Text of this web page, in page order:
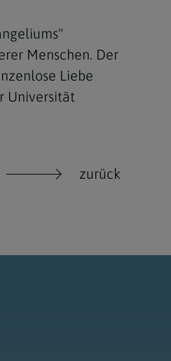
Menschen. Der
Liebe
Universität
zurück